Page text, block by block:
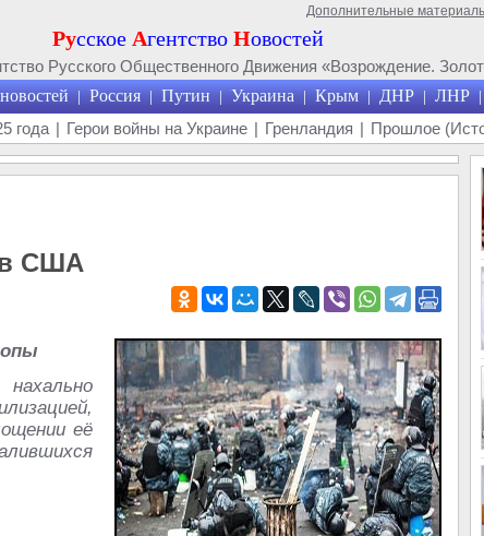
Дополнительные
Русское Агентство Новостей
Русского Общественного Движения «Возрождение.
| Россия | Путин | Украина | Крым | ДНР | ЛНР |
года | Герои войны на Украине | Гренландия | Прошлое
США
её